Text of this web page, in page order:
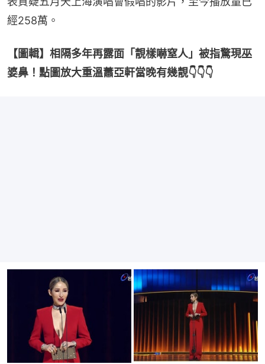
經258萬。
【圖輯】相隔多年再露面「靚樣嚇窒人」被指驚現巫
婆鼻！點圖放大重溫蕭亞軒當晚有幾靚👇👇👇